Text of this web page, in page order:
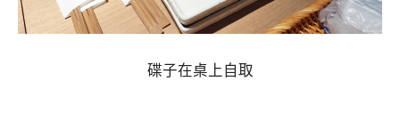
碟子在桌上自取